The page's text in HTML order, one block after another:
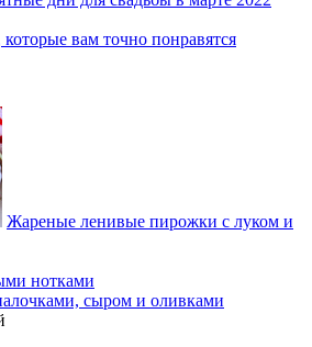
вам точно понравятся
Жареные ленивые пирожки с луком и
нотками
сыром и оливками